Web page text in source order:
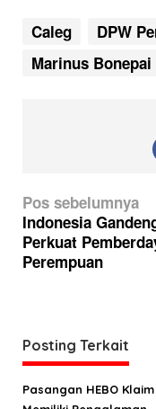
Caleg
DPW
Marinus Bonepai
N
a
v
i
s
i
Pos sebelumnya
Indonesia
Perkuat
Perempuan
Posting Terkait
Pasangan HEBO Klaim